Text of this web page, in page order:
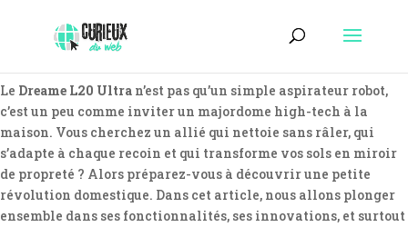
Le Dreame L20 Ultra n’est pas qu’un simple aspirateur robot,
c’est un peu comme inviter un majordome high-tech à la
maison. Vous cherchez un allié qui nettoie sans râler, qui
s’adapte à chaque recoin et qui transforme vos sols en miroir
de propreté ? Alors préparez-vous à découvrir une petite
révolution domestique. Dans cet article, nous allons plonger
ensemble dans ses fonctionnalités, ses innovations, et surtout